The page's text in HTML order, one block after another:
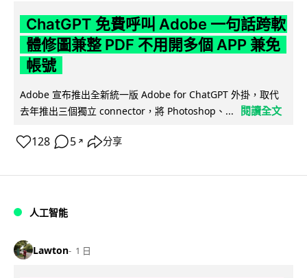
ChatGPT 免費呼叫 Adobe 一句話跨軟
體修圖兼整 PDF 不用開多個 APP 兼免
帳號
Adobe 宣布推出全新統一版 Adobe for ChatGPT 外掛，取代
去年推出三個獨立 connector，將 Photoshop、...
閱讀全文
128 5 ↗ 分享
人工智能
Lawton 1 日